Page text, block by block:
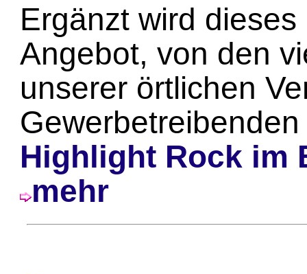
Ergänzt wird
Angebot, von den
unserer örtlichen
Highlight Rock im
mehr